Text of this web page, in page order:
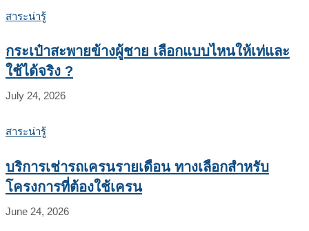
สาระน่ารู้
กระเป๋าสะพายข้างผู้ชาย เลือกแบบไหนให้เท่และ
ใช้ได้จริง ?
July 24, 2026
สาระน่ารู้
บริการเช่ารถเครนรายเดือน ทางเลือกสำหรับ
โครงการที่ต้องใช้เครน
June 24, 2026